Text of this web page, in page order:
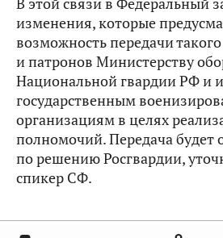
изменения, которые
возможность передачи
и патронов Министерству
Национальной гвардии РФ и
государственным
организациям в целях
полномочий. Передача будет
по решению Росгвардии,
спикер СФ.